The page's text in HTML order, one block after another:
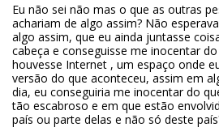
Eu não sei não mas o que as outras
achariam de algo assim? Não
algo assim, que eu ainda juntasse
cabeça e conseguisse me inocentar
houvesse Internet , um espaço onde
versão do que aconteceu, assim em
dia, eu conseguiria me inocentar do
tão escabroso e em que estão
país ou parte delas e não só deste